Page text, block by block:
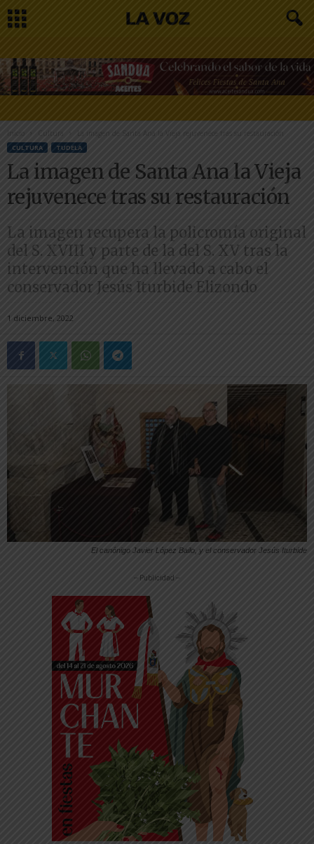
Inicio Cultura La imagen de Santa Ana la Vieja rejuvenece tras su restauración
CULTURA TUDELA
La imagen de Santa Ana la Vieja
rejuvenece tras su restauración
La imagen recupera la policromía original
del S. XVIII y parte de la del S. XV tras la
intervención que ha llevado a cabo el
conservador Jesús Iturbide Elizondo
1 diciembre, 2022
El canónigo Javier López Bailo, y el conservador Jesús Iturbide
-- Publicidad --